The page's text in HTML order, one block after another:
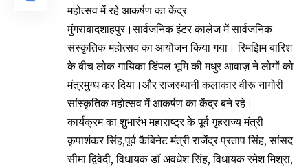
महोत्सव में रहे आकर्षण का केंद्र
मुंगराबादशाहपुर।सार्वजनिक इंटर कालेज में सार्वजनिक
संस्कृतिक महोत्सव का आयोजन किया गया। रिमझिम बारिश
के बीच लोक गायिका डिंपल भूमि की मधुर आवाज़ ने लोगों को
मंत्रमुग्ध कर दिया।और राजस्थानी कलाकार वीरू नागोरी
सांस्कृतिक महोत्सव में आकर्षण का केंद्र बने रहे।
कार्यक्रम का शुभारंभ महाराष्ट्र के पूर्व गृहराज्य मंत्री
कृपाशंकर सिंह,पूर्व कैबिनेट मंत्री राजेंद्र प्रताप सिंह, सांसद
सीमा द्विवेदी, विधायक डॉ अवधेश सिंह, विधायक रमेश मिश्रा,